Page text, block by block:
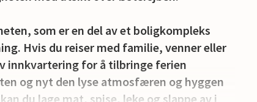
som er en del av et boligkompleks
Hvis du reiser med familie, venner eller
innkvartering for å tilbringe ferien
og nyt den lyse atmosfæren og hyggen
du lage mat, spise, leke og slappe av i